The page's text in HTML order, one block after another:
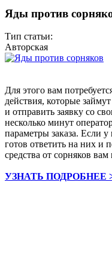
Яды против
Тип статьи:
Авторская
Для этого вам
действия, которые
и отправить заявку со
несколько минут
параметры заказа. Если
готов ответить на них и
средства от сорняков вам
УЗНАТЬ ПОДРОБНЕЕ